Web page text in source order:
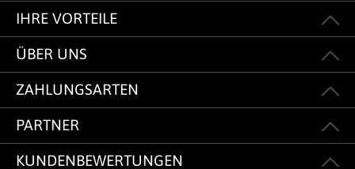
IHRE VORTEILE
ÜBER UNS
ZAHLUNGSARTEN
PARTNER
KUNDENBEWERTUNGEN